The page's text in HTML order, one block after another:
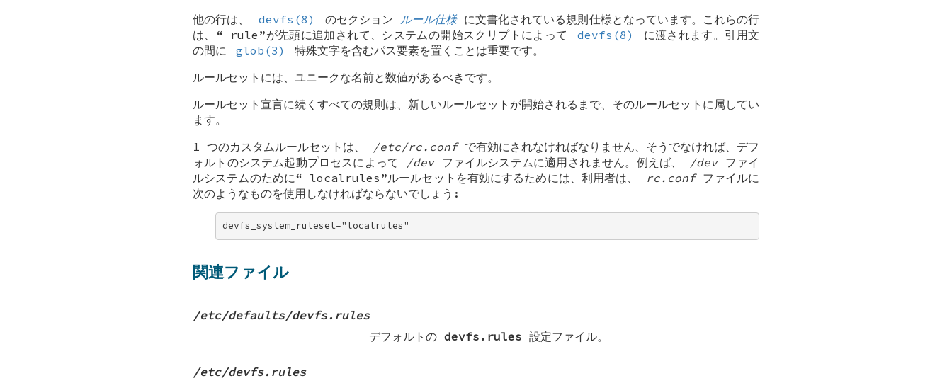
他の行は、
devfs(8) のセクション ルール仕様に文書化されている規則仕様となっています。これらの行
は、“ rule ”が先頭に追加されて、システムの開始スクリプトによって devfs(8)
に渡されます。引用文
の間に
glob(3)
特殊文字を含むパス要素を置くことは重要です。
ルールセットには、ユニークな名前と数値があるべきです。
ルールセット宣言に続くすべての規則は、新しいルールセットが開始されるまで、そのルールセットに属してい
ます。
1 つのカスタムルールセットは、
/etc/rc.confで有効にされなければなりません、そうでなければ、デフ
ォルトのシステム起動プロセスによって
/devファイルシステムに適用されません。例えば、 /devファイ
ルシステムのために“ localrules ”ルールセットを有効にするためには、利用者は、 rc.confファイルに
次のようなものを使用しなければならないでしょう:
devfs_system_ruleset="localrules"
関連ファイル
/etc/defaults/devfs.rules
デフォルトの devfs.rules 設定ファイル。
/etc/devfs.rules